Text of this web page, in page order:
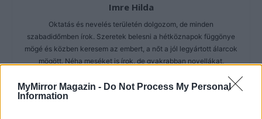
MyMirror Magazin - Do Not Process My Personal
Information
Imre Hilda
Oktatás és nevelés területén dolgozom, de minden
szabadidőmben írok. Szeretek belesni a hétköznapok függönye
mögé és közben keresem az embert, a nőt a jól legyártott álarcok
mögött. Néha meséket is írok, de gyakrabban novellákat,